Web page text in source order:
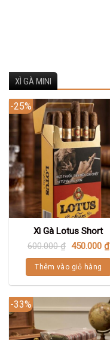
XÌ GÀ MINI
-25%
Xì Gà Lotus Short
600.000₫ 450.000 ₫
Thêm vào giỏ hàng
-33%